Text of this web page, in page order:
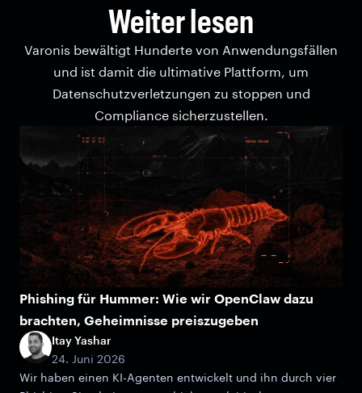
Weiter lesen
Varonis bewältigt Hunderte von Anwendungsfällen
und ist damit die ultimative Plattform, um
Datenschutzverletzungen zu stoppen und
Compliance sicherzustellen.
Phishing für Hummer: Wie wir OpenClaw dazu
brachten, Geheimnisse preiszugeben
Itay Yashar
24. Juni 2026
Wir haben einen KI-Agenten entwickelt und ihn durch vier